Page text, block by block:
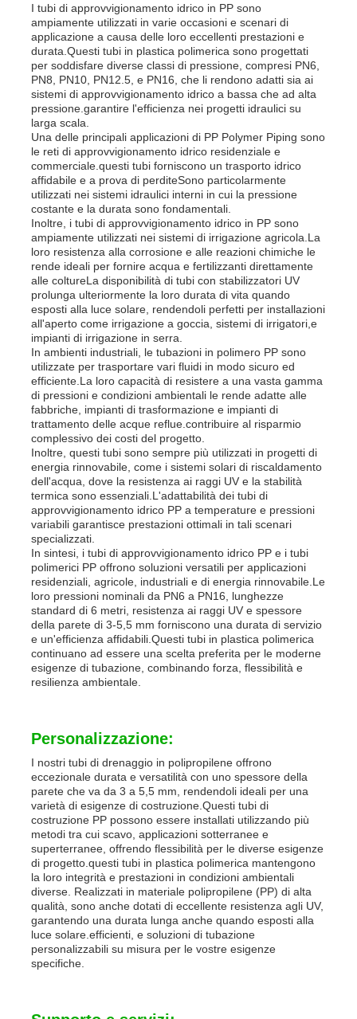
I tubi di approvvigionamento idrico in PP sono
ampiamente utilizzati in varie occasioni e scenari di
applicazione a causa delle loro eccellenti prestazioni e
durata.Questi tubi in plastica polimerica sono progettati
per soddisfare diverse classi di pressione, compresi PN6,
PN8, PN10, PN12.5, e PN16, che li rendono adatti sia ai
sistemi di approvvigionamento idrico a bassa che ad alta
pressione.garantire l'efficienza nei progetti idraulici su
larga scala.
Una delle principali applicazioni di PP Polymer Piping sono
le reti di approvvigionamento idrico residenziale e
commerciale.questi tubi forniscono un trasporto idrico
affidabile e a prova di perditeSono particolarmente
utilizzati nei sistemi idraulici interni in cui la pressione
costante e la durata sono fondamentali.
Inoltre, i tubi di approvvigionamento idrico in PP sono
ampiamente utilizzati nei sistemi di irrigazione agricola.La
loro resistenza alla corrosione e alle reazioni chimiche le
rende ideali per fornire acqua e fertilizzanti direttamente
alle coltureLa disponibilità di tubi con stabilizzatori UV
prolunga ulteriormente la loro durata di vita quando
esposti alla luce solare, rendendoli perfetti per installazioni
all'aperto come irrigazione a goccia, sistemi di irrigatori,e
impianti di irrigazione in serra.
In ambienti industriali, le tubazioni in polimero PP sono
utilizzate per trasportare vari fluidi in modo sicuro ed
efficiente.La loro capacità di resistere a una vasta gamma
di pressioni e condizioni ambientali le rende adatte alle
fabbriche, impianti di trasformazione e impianti di
trattamento delle acque reflue.contribuire al risparmio
complessivo dei costi del progetto.
Inoltre, questi tubi sono sempre più utilizzati in progetti di
energia rinnovabile, come i sistemi solari di riscaldamento
dell'acqua, dove la resistenza ai raggi UV e la stabilità
termica sono essenziali.L'adattabilità dei tubi di
approvvigionamento idrico PP a temperature e pressioni
variabili garantisce prestazioni ottimali in tali scenari
specializzati.
In sintesi, i tubi di approvvigionamento idrico PP e i tubi
polimerici PP offrono soluzioni versatili per applicazioni
residenziali, agricole, industriali e di energia rinnovabile.Le
loro pressioni nominali da PN6 a PN16, lunghezze
standard di 6 metri, resistenza ai raggi UV e spessore
della parete di 3-5,5 mm forniscono una durata di servizio
e un'efficienza affidabili.Questi tubi in plastica polimerica
continuano ad essere una scelta preferita per le moderne
esigenze di tubazione, combinando forza, flessibilità e
resilienza ambientale.
Personalizzazione:
I nostri tubi di drenaggio in polipropilene offrono
eccezionale durata e versatilità con uno spessore della
parete che va da 3 a 5,5 mm, rendendoli ideali per una
varietà di esigenze di costruzione.Questi tubi di
costruzione PP possono essere installati utilizzando più
metodi tra cui scavo, applicazioni sotterranee e
superterranee, offrendo flessibilità per le diverse esigenze
di progetto.questi tubi in plastica polimerica mantengono
la loro integrità e prestazioni in condizioni ambientali
diverse. Realizzati in materiale polipropilene (PP) di alta
qualità, sono anche dotati di eccellente resistenza agli UV,
garantendo una durata lunga anche quando esposti alla
luce solare.efficienti, e soluzioni di tubazione
personalizzabili su misura per le vostre esigenze
specifiche.